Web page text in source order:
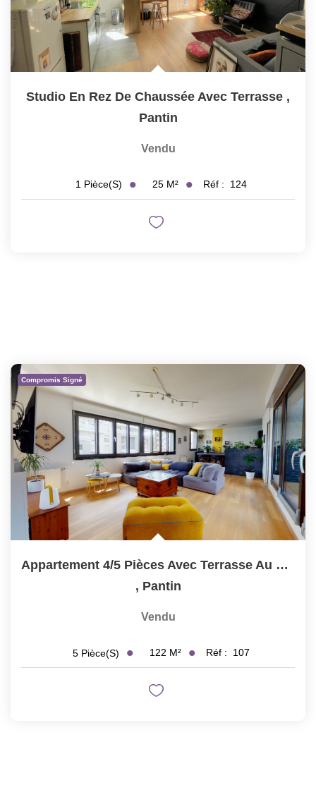
Studio En Rez De Chaussée Avec Terrasse ,
Pantin
Vendu
1 Pièce(s) 25 M² Réf : 124
Compromis Signé
Appartement 4/5 Pièces Avec Terrasse Au Bord Du Canal De...
, Pantin
Vendu
5 Pièce(s) 122 M² Réf : 107